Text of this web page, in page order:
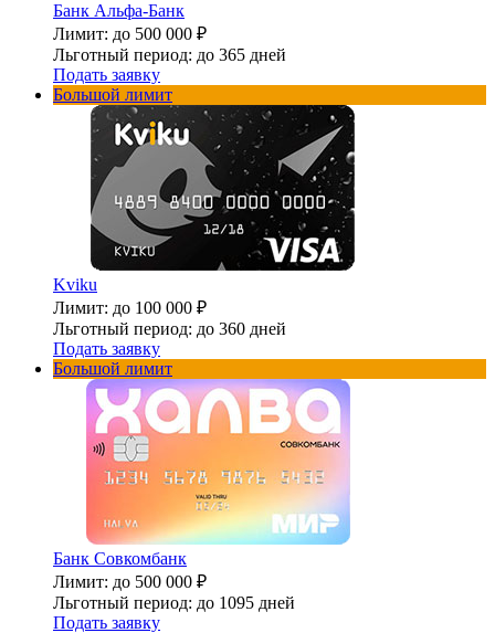
Банк Альфа-Банк
Лимит: до 500 000 ₽
Льготный период: до 365 дней
Подать заявку
Большой лимит
Kviku
Лимит: до 100 000 ₽
Льготный период: до 360 дней
Подать заявку
Большой лимит
Банк Совкомбанк
Лимит: до 500 000 ₽
Льготный период: до 1095 дней
Подать заявку